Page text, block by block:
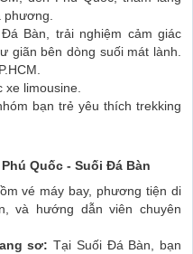
phương.
Bàn, trải nghiệm cảm giác
giãn bên dòng suối mát lành.
xe limousine.
bạn trẻ yêu thích trekking
Quốc - Suối Đá Bàn
vé máy bay, phương tiện di
và hướng dẫn viên chuyên
sơ: Tại Suối Đá Bàn, bạn